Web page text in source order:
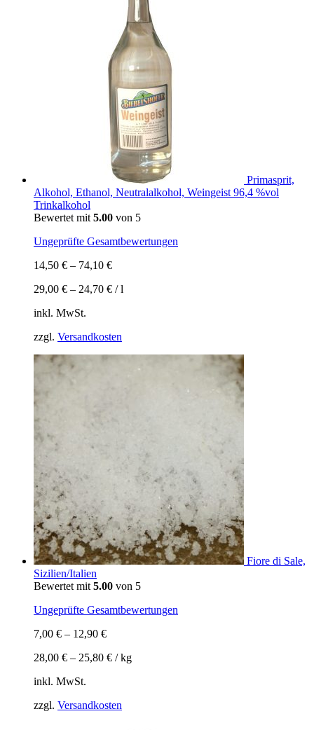
Primasprit,
Alkohol, Ethanol, Neutralalkohol, Weingeist 96,4 %vol
Trinkalkohol
Bewertet mit 5.00 von 5
Ungeprüfte Gesamtbewertungen
14,50 € – 74,10 €
29,00 € – 24,70 € /l
inkl. MwSt.
zzgl. Versandkosten
Fiore di Sale,
Sizilien/Italien
Bewertet mit 5.00 von 5
Ungeprüfte Gesamtbewertungen
7,00 € – 12,90 €
28,00 € – 25,80 € /kg
inkl. MwSt.
zzgl. Versandkosten